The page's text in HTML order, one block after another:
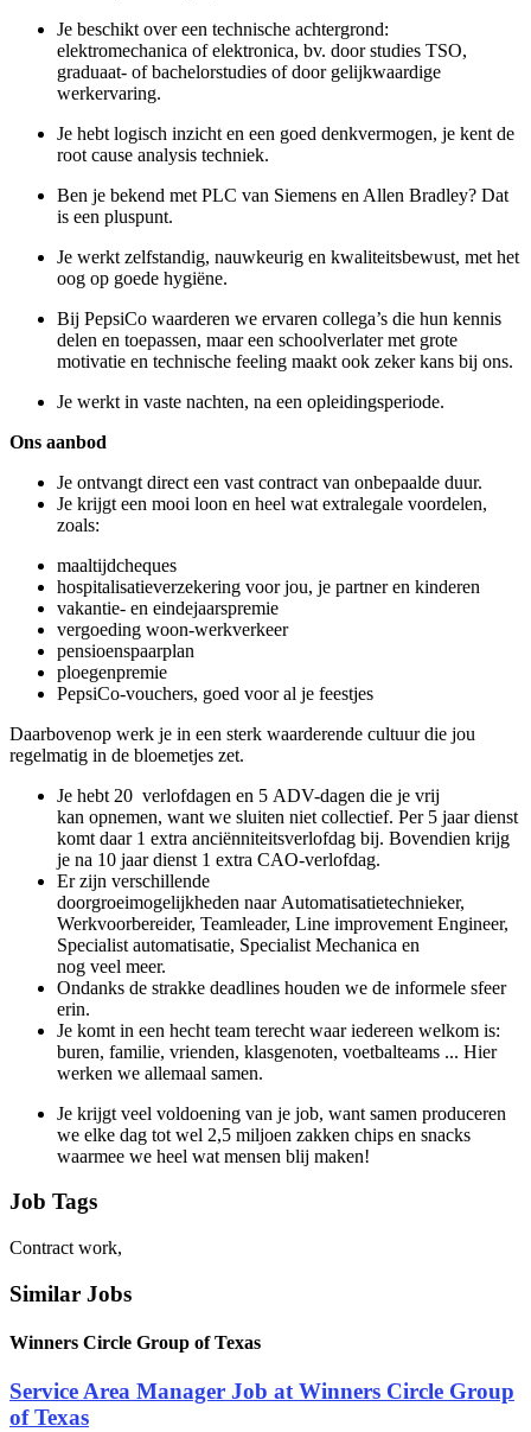
Je beschikt over een technische achtergrond:
elektromechanica of elektronica, bv. door studies TSO,
graduaat- of bachelorstudies of door gelijkwaardige
werkervaring.
Je hebt logisch inzicht en een goed denkvermogen, je kent de
root cause analysis techniek.
Ben je bekend met PLC van Siemens en Allen Bradley? Dat
is een pluspunt.
Je werkt zelfstandig, nauwkeurig en kwaliteitsbewust, met het
oog op goede hygiëne.
Bij PepsiCo waarderen we ervaren collega’s die hun kennis
delen en toepassen, maar een schoolverlater met grote
motivatie en technische feeling maakt ook zeker kans bij ons.
Je werkt in vaste nachten, na een opleidingsperiode.
Ons aanbod
Je ontvangt direct een vast contract van onbepaalde duur.
Je krijgt een mooi loon en heel wat extralegale voordelen,
zoals:
maaltijdcheques
hospitalisatieverzekering voor jou, je partner en kinderen
vakantie- en eindejaarspremie
vergoeding woon-werkverkeer
pensioenspaarplan
ploegenpremie
PepsiCo-vouchers, goed voor al je feestjes
Daarbovenop werk je in een sterk waarderende cultuur die jou
regelmatig in de bloemetjes zet.
Je hebt 20 verlofdagen en 5 ADV-dagen die je vrij
kan opnemen, want we sluiten niet collectief. Per 5 jaar dienst
komt daar 1 extra anciënniteitsverlofdag bij. Bovendien krijg
je na 10 jaar dienst 1 extra CAO-verlofdag.
Er zijn verschillende
doorgroeimogelijkheden naar Automatisatietechnieker,
Werkvoorbereider, Teamleader, Line improvement Engineer,
Specialist automatisatie, Specialist Mechanica en
nog veel meer.
Ondanks de strakke deadlines houden we de informele sfeer
erin.
Je komt in een hecht team terecht waar iedereen welkom is:
buren, familie, vrienden, klasgenoten, voetbalteams ... Hier
werken we allemaal samen.
Je krijgt veel voldoening van je job, want samen produceren
we elke dag tot wel 2,5 miljoen zakken chips en snacks
waarmee we heel wat mensen blij maken!
Job Tags
Contract work,
Similar Jobs
Winners Circle Group of Texas
Service Area Manager Job at Winners Circle Group
of Texas